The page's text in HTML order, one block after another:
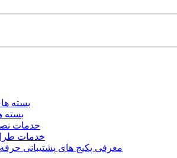
بسته
بسته
خدمات
خدمات
معرفی پکیج های پشتیبانی